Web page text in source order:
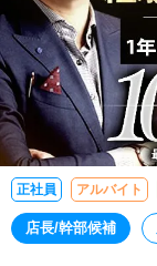
正社員 アルバイト
店長/幹部候補